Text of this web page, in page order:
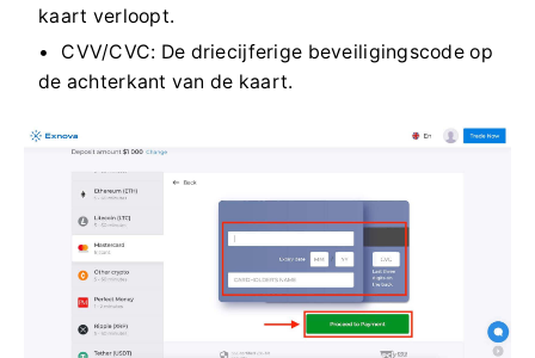
kaart verloopt.
CVV/CVC: De driecijferige beveiligingscode op
de achterkant van de kaart.